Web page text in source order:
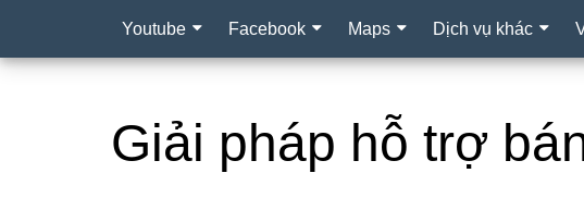
Youtube Facebook Maps Dịch vụ khác
Giải pháp hỗ trợ